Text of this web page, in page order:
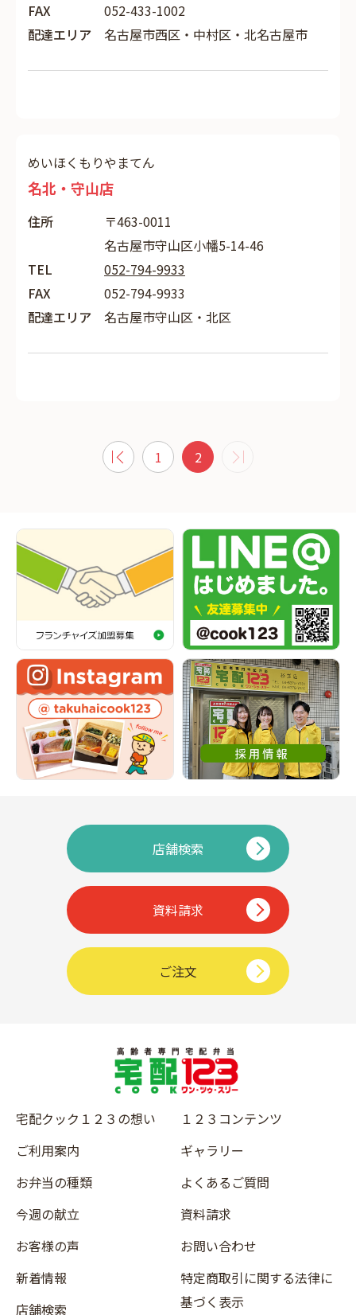
FAX
052-433-1002
配達エリア
名古屋市西区・中村区・北名古屋市
めいほくもりやまてん
名北・守山店
住所
〒463-0011
名古屋市守山区小幡5-14-46
TEL
052-794-9933
FAX
052-794-9933
配達エリア
名古屋市守山区・北区
1 2
店舗検索
資料請求
ご注文
宅配クック１２３の想い
ご利用案内
お弁当の種類
今週の献立
お客様の声
新着情報
店舗検索
１２３コンテンツ
ギャラリー
よくあるご質問
資料請求
お問い合わせ
特定商取引に関する法律に
基づく表示